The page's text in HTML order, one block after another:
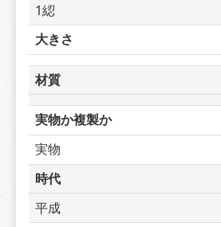
1綛
大きさ
材質
実物か複製か
実物
時代
平成